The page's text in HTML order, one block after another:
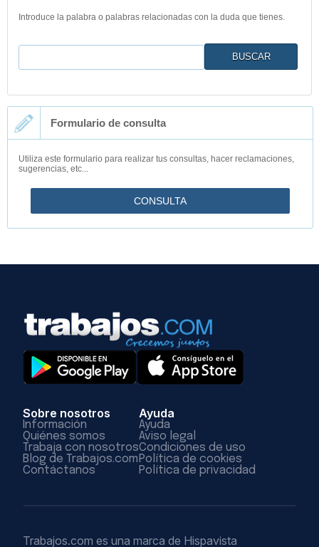
Introduce la palabra o palabras relacionadas con la duda que tienes.
Buscar
Formulario de consulta
Utiliza este formulario para realizar tus consultas, hacer reclamaciones,
sugerencias, etc...
CONSULTA
Sobre nosotros
Información
Quiénes somos
Trabaja con nosotros
Blog de Trabajos.com
Contáctanos
Ayuda
Ayuda
Aviso legal
Condiciones de uso
Política de cookies
Política de privacidad
Trabajos.com es una marca de Hispavista